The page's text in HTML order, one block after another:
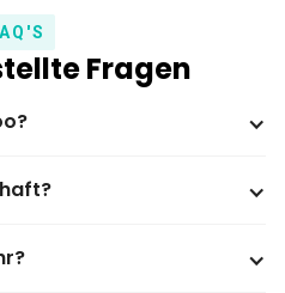
Fragen